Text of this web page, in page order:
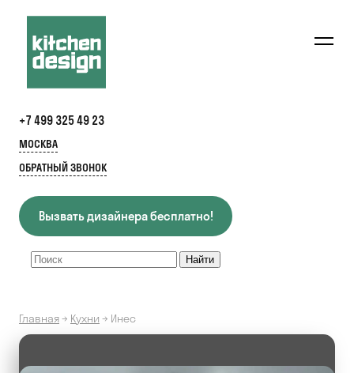
+7 499 325 49 23
МОСКВА
ОБРАТНЫЙ ЗВОНОК
Вызвать дизайнера бесплатно!
Главная→ Кухни → Инес